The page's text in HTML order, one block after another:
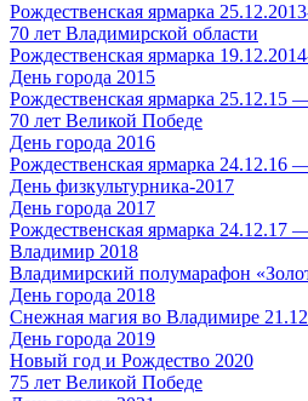
Рождественская ярмарка
70 лет Владимирской области
Рождественская ярмарка
День города 2015
Рождественская ярмарка 25.12.15
70 лет Великой Победе
День города 2016
Рождественская ярмарка 24.12.16
День физкультурника-2017
День города 2017
Рождественская ярмарка 24.12.17
Владимир 2018
Владимирский полумарафон
День города 2018
Снежная магия во Владимире
День города 2019
Новый год и Рождество 2020
75 лет Великой Победе